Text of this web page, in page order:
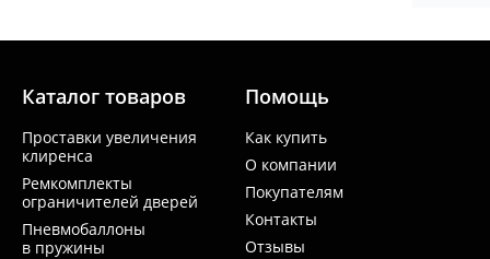
Каталог товаров
Проставки увеличения
клиренса
Ремкомплекты
ограничителей дверей
Пневмобаллоны
в пружины
Помощь
Как купить
О компании
Покупателям
Контакты
Отзывы